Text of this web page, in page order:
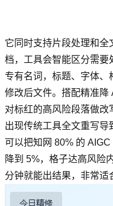
它同时支持片段处理和全
档，工具会智能区分需要
专有名词，标题、字体、
修改后文件。搭配精准降
对标红的高风险段落做
出现传统工具全文重写导
可以把知网 80% 的
降到 5%，格子达高风险
分钟就能出结果，非常适